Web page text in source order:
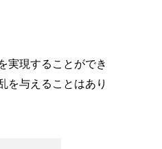
実現することができ
を与えることはあり